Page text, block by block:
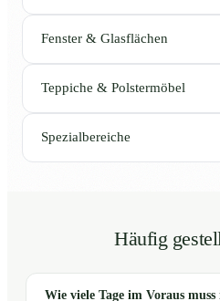
Fenster & Glasflächen
Teppiche & Polstermöbel
Spezialbereiche
Häufig
Wie viele Tage im Voraus muss